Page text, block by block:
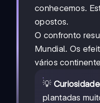
conhecemos.
opostos.
O confronto
Mundial. Os
vários
💡 Curiosidade
plantadas